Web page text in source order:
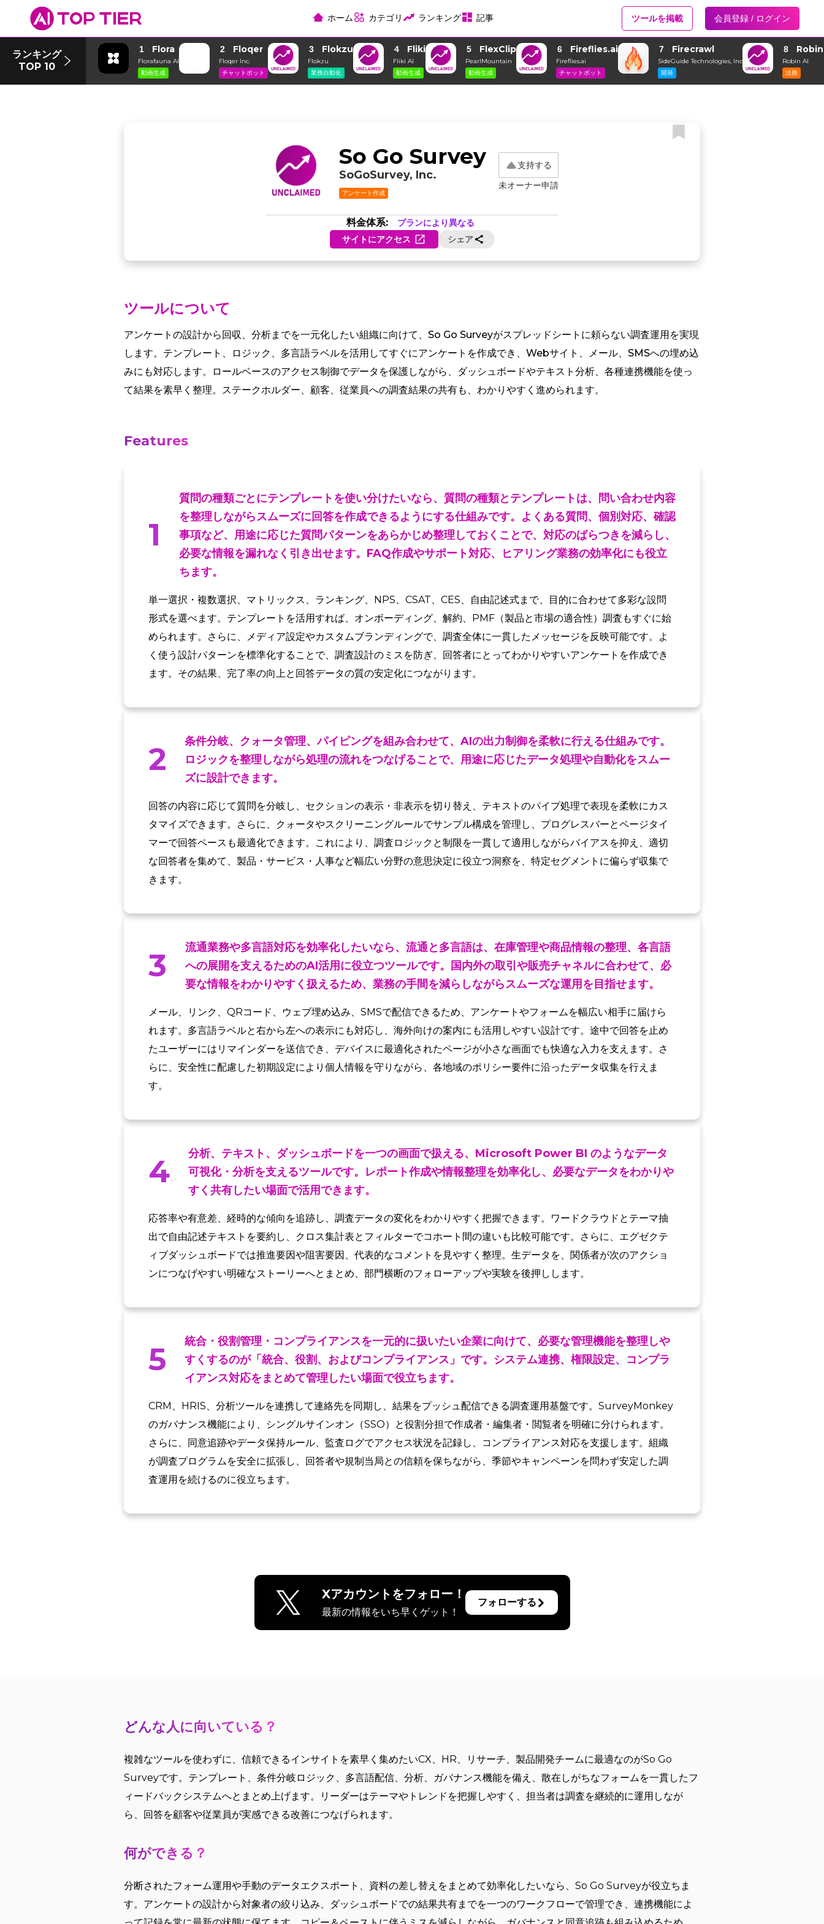
ホーム カテゴリ ランキング 記事 ツールを掲載 会員登録 / ログイン
ランキング
TOP 10
1 Flora
Florafauna AI
動画生成
2 Floqer
Floqer Inc.
チャットボット
3 Flokzu
Flokzu
業務自動化
4 Fliki
Fliki AI
動画生成
5 FlexClip
PearlMountain
動画生成
6 Fireflies.ai
Fireflies.ai
チャットボット
7 Firecrawl
SideGuide Technologies, Inc
開発
8
Robin AI
法務
So Go Survey
SoGoSurvey, Inc.
アンケート作成
支持する
未オーナー申請
料金体系: プランにより異なる
サイトにアクセス シェア
ツールについて
アンケートの設計から回収、分析までを一元化したい組織に向けて、So Go Surveyがスプレッドシートに頼らない調査運用を実現
します。テンプレート、ロジック、多言語ラベルを活用してすぐにアンケートを作成でき、Webサイト、メール、SMSへの埋め込
みにも対応します。ロールベースのアクセス制御でデータを保護しながら、ダッシュボードやテキスト分析、各種連携機能を使っ
て結果を素早く整理。ステークホルダー、顧客、従業員への調査結果の共有も、わかりやすく進められます。
Features
1
質問の種類ごとにテンプレートを使い分けたいなら、質問の種類とテンプレートは、問い合わせ内容
を整理しながらスムーズに回答を作成できるようにする仕組みです。よくある質問、個別対応、確認
事項など、用途に応じた質問パターンをあらかじめ整理しておくことで、対応のばらつきを減らし、
必要な情報を漏れなく引き出せます。FAQ作成やサポート対応、ヒアリング業務の効率化にも役立
ちます。
単一選択・複数選択、マトリックス、ランキング、NPS、CSAT、CES、自由記述式まで、目的に合わせて多彩な設問
形式を選べます。テンプレートを活用すれば、オンボーディング、解約、PMF（製品と市場の適合性）調査もすぐに始
められます。さらに、メディア設定やカスタムブランディングで、調査全体に一貫したメッセージを反映可能です。よ
く使う設計パターンを標準化することで、調査設計のミスを防ぎ、回答者にとってわかりやすいアンケートを作成でき
ます。その結果、完了率の向上と回答データの質の安定化につながります。
2
条件分岐、クォータ管理、パイピングを組み合わせて、AIの出力制御を柔軟に行える仕組みです。
ロジックを整理しながら処理の流れをつなげることで、用途に応じたデータ処理や自動化をスムー
ズに設計できます。
回答の内容に応じて質問を分岐し、セクションの表示・非表示を切り替え、テキストのパイプ処理で表現を柔軟にカス
タマイズできます。さらに、クォータやスクリーニングルールでサンプル構成を管理し、プログレスバーとページタイ
マーで回答ペースも最適化できます。これにより、調査ロジックと制限を一貫して適用しながらバイアスを抑え、適切
な回答者を集めて、製品・サービス・人事など幅広い分野の意思決定に役立つ洞察を、特定セグメントに偏らず収集で
きます。
3
流通業務や多言語対応を効率化したいなら、流通と多言語は、在庫管理や商品情報の整理、各言語
への展開を支えるためのAI活用に役立つツールです。国内外の取引や販売チャネルに合わせて、必
要な情報をわかりやすく扱えるため、業務の手間を減らしながらスムーズな運用を目指せます。
メール、リンク、QRコード、ウェブ埋め込み、SMSで配信できるため、アンケートやフォームを幅広い相手に届けら
れます。多言語ラベルと右から左への表示にも対応し、海外向けの案内にも活用しやすい設計です。途中で回答を止め
たユーザーにはリマインダーを送信でき、デバイスに最適化されたページが小さな画面でも快適な入力を支えます。さ
らに、安全性に配慮した初期設定により個人情報を守りながら、各地域のポリシー要件に沿ったデータ収集を行えま
す。
4
分析、テキスト、ダッシュボードを一つの画面で扱える、Microsoft Power BI のようなデータ
可視化・分析を支えるツールです。レポート作成や情報整理を効率化し、必要なデータをわかりや
すく共有したい場面で活用できます。
応答率や有意差、経時的な傾向を追跡し、調査データの変化をわかりやすく把握できます。ワードクラウドとテーマ抽
出で自由記述テキストを要約し、クロス集計表とフィルターでコホート間の違いも比較可能です。さらに、エグゼクテ
ィブダッシュボードでは推進要因や阻害要因、代表的なコメントを見やすく整理。生データを、関係者が次のアクショ
ンにつなげやすい明確なストーリーへとまとめ、部門横断のフォローアップや実験を後押しします。
5
統合・役割管理・コンプライアンスを一元的に扱いたい企業に向けて、必要な管理機能を整理しや
すくするのが「統合、役割、およびコンプライアンス」です。システム連携、権限設定、コンプラ
イアンス対応をまとめて管理したい場面で役立ちます。
CRM、HRIS、分析ツールを連携して連絡先を同期し、結果をプッシュ配信できる調査運用基盤です。SurveyMonkey
のガバナンス機能により、シングルサインオン（SSO）と役割分担で作成者・編集者・閲覧者を明確に分けられます。
さらに、同意追跡やデータ保持ルール、監査ログでアクセス状況を記録し、コンプライアンス対応を支援します。組織
が調査プログラムを安全に拡張し、回答者や規制当局との信頼を保ちながら、季節やキャンペーンを問わず安定した調
査運用を続けるのに役立ちます。
Xアカウントをフォロー！
最新の情報をいち早くゲット！
フォローする
どんな人に向いている？
複雑なツールを使わずに、信頼できるインサイトを素早く集めたいCX、HR、リサーチ、製品開発チームに最適なのがSo Go
Surveyです。テンプレート、条件分岐ロジック、多言語配信、分析、ガバナンス機能を備え、散在しがちなフォームを一貫したフ
ィードバックシステムへとまとめ上げます。リーダーはテーマやトレンドを把握しやすく、担当者は調査を継続的に運用しなが
ら、回答を顧客や従業員が実感できる改善につなげられます。
何ができる？
分断されたフォーム運用や手動のデータエクスポート、資料の差し替えをまとめて効率化したいなら、So Go Surveyが役立ちま
す。アンケートの設計から対象者の絞り込み、ダッシュボードでの結果共有までを一つのワークフローで管理でき、連携機能によ